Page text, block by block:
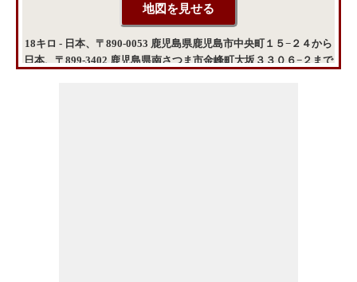
18キロ - 日本、〒890-0053 鹿児島県鹿児島市中央町１５−２４から
日本、〒899-3402 鹿児島県南さつま市金峰町大坂３３０６−２まで